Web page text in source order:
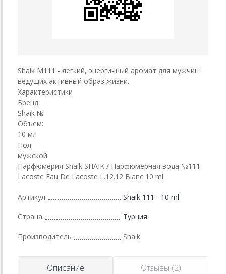
Shaik M111 - легкий, энергичный аромат для мужчин
ведущих активный образ жизни.
Характеристики
Бренд:
Shaik №
Объем:
10 мл
Пол:
мужской
Парфюмерия Shaik SHAIK / Парфюмерная вода №111
Lacoste Eau De Lacoste L.12.12 Blanc 10 ml
Артикул Shaik 111 - 10 ml
Страна Турция
Производитель Shaik
Описание Отзывы (2)